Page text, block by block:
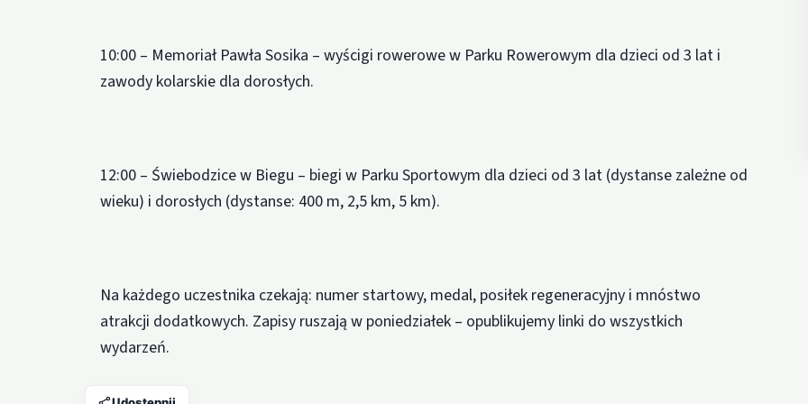
10:00 – Memoriał Pawła Sosika – wyścigi rowerowe w Parku Rowerowym dla dzieci od 3 lat i
zawody kolarskie dla dorosłych.
12:00 – Świebodzice w Biegu – biegi w Parku Sportowym dla dzieci od 3 lat (dystanse zależne od
wieku) i dorosłych (dystanse: 400 m, 2,5 km, 5 km).
Na każdego uczestnika czekają: numer startowy, medal, posiłek regeneracyjny i mnóstwo
atrakcji dodatkowych. Zapisy ruszają w poniedziałek – opublikujemy linki do wszystkich
wydarzeń.